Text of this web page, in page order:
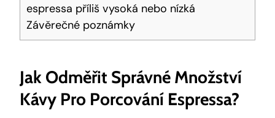
espressa ⁢příliš vysoká nebo nízká
Závěrečné poznámky
Jak Odměřit Správné Množství
Kávy Pro‍ Porcování Espressa?